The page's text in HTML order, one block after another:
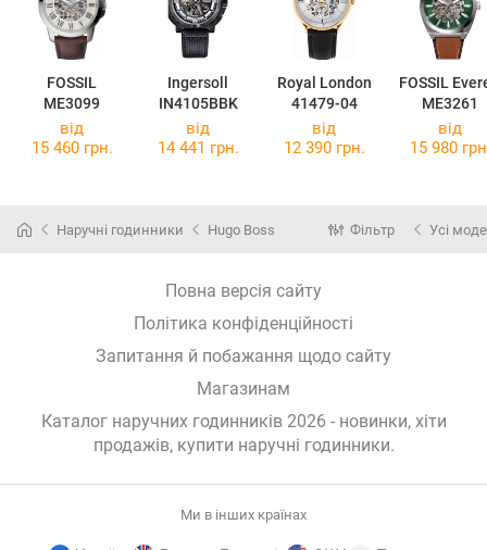
FOSSIL
ME3099
Ingersoll
IN4105BBK
Royal London
41479-04
FOSSIL
ME3261
від
15 460 грн.
від
14 441 грн.
від
12 390 грн.
від
15 980
Наручні годинники Hugo Boss Фільтр Усі
Повна версія сайту
Політика конфіденційності
Запитання й побажання щодо сайту
Магазинам
Каталог наручних годинників 2026 - новинки, хіти
продажів, купити наручні годинники.
Ми в інших країнах